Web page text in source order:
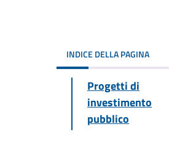
INDICE DELLA PAGINA
Progetti di
investimento
pubblico